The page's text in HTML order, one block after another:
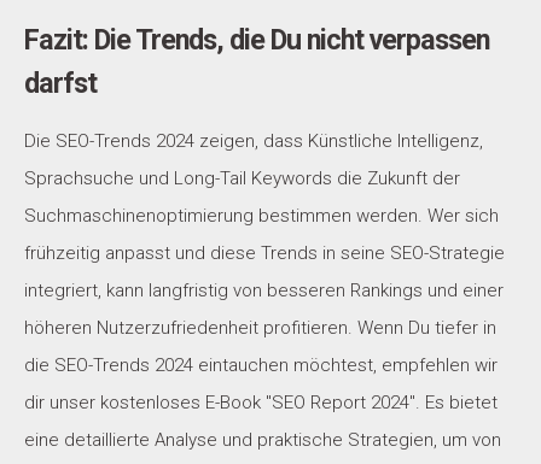
Fazit: Die Trends, die Du nicht verpassen
darfst
Die SEO-Trends 2024 zeigen, dass Künstliche Intelligenz,
Sprachsuche und Long-Tail Keywords die Zukunft der
Suchmaschinenoptimierung bestimmen werden. Wer sich
frühzeitig anpasst und diese Trends in seine SEO-Strategie
integriert, kann langfristig von besseren Rankings und einer
höheren Nutzerzufriedenheit profitieren. Wenn Du tiefer in
die SEO-Trends 2024 eintauchen möchtest, empfehlen wir
dir unser kostenloses E-Book "SEO Report 2024". Es bietet
eine detaillierte Analyse und praktische Strategien, um von